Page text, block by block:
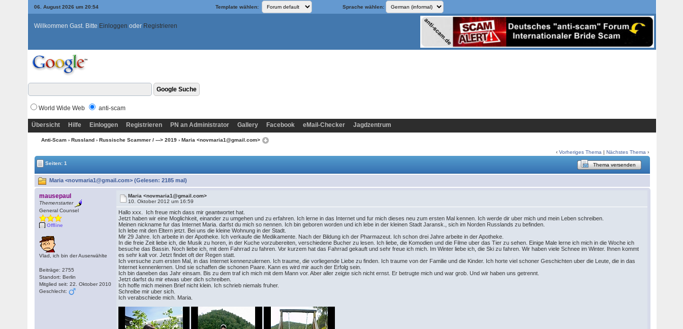
06. August 2026 um 20:54 Template wählen: Sprache wählen:
Willkommen Gast. Bitte Einloggen oder Registrieren
World Wide Web anti-scam
Übersicht Hilfe Einloggen Registrieren PN an Administrator Gallery Facebook eMail-Checker Jagdzentrum
Anti-Scam › Russland › Russische Scammer / ---> 2019 › Maria <novmaria1@gmail.com>
‹Vorheriges Thema |Nächstes Thema ›
Seiten: 1
Thema versenden
Maria <novmaria1@gmail.com> (Gelesen: 2185 mal)
mausepaul
Themenstarter
General Counsel
Offline
Vlad, ich bin der Auserwählte
Beiträge: 2755
Standort: Berlin
Mitglied seit: 22. Oktober 2010
Geschlecht:
Maria <novmaria1@gmail.com>
10. Oktober 2012 um 16:59
Hallo xxx. Ich freue mich dass mir geantwortet hat.
Jetzt haben wir eine Moglichkeit, einander zu umgehen und zu erfahren. Ich lerne in das Internet und fur mich dieses neu zum ersten Mal kennen. Ich werde dir uber mich und mein Leben schreiben.
Meinen nickname fur das Internet Maria. darfst du mich so nennen. Ich bin geboren worden und ich lebe in der kleinen Stadt Jaransk., sich im Norden Russlands zu befinden.
Ich lebe mit den Eltern jetzt. Bei uns die kleine Wohnung in der Stadt.
Mir 29 Jahre. Ich arbeite in der Apotheke. Ich verkaufe die Medikamente. Nach der Bildung ich der Pharmazeut. Ich schon drei Jahre arbeite in der Apotheke.
In die freie Zeit liebe ich, die Musik zu horen, in der Kuche vorzubereiten, verschiedene Bucher zu lesen. Ich liebe, die Komodien und die Filme uber das Tier zu sehen. Einige Male lerne ich mich in die Woche ich
besuche das Bassin. Noch liebe ich, mit dem Fahrrad zu fahren. Vor kurzem hat das Fahrrad gekauft und sehr freue ich mich. Im Winter liebe ich, die Ski zu fahren. Wir haben viele Schnee im Winter. Ihnen kommt
es sehr kalt vor. Jetzt findet oft der Regen statt.
Ich versuche zum ersten Mal, in das Internet kennenzulernen. Ich traume, die vorliegende Liebe zu finden. Ich traume von der Familie und die Kinder. Ich horte viel schoner Geschichten uber die Leute, die in das
Internet kennenlernen. Und sie schaffen die schonen Paare. Kann es wird mir auch der Erfolg sein.
Ich bin daneben das Jahr einsam. Bis zu dem traf ich mich mit dem Mann vor. Aber aller zeigte sich nicht ernst. Er betrugte mich und war grob. Und wir haben uns getrennt.
Jetzt darfst du mir etwas uber dich schreiben.
Ich hoffe mich meinen Brief nicht klein. Ich schrieb niemals fruher.
Schreibe mir uber sich.
Ich verabschiede mich. Maria.